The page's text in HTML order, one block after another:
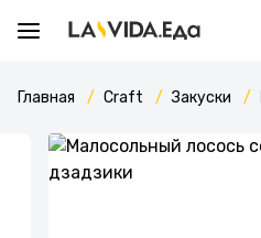
Главная Craft Закуски